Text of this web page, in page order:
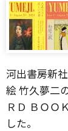
河出書房新
絵 竹久夢二
ＲＤ ＢＯＯ
した。